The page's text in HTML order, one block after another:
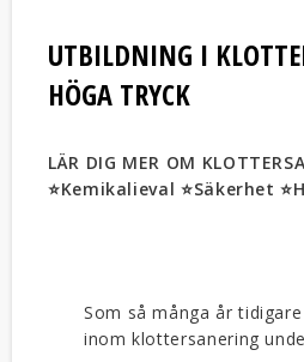
UTBILDNING I
HÖGA TRYCK
LÄR DIG MER OM
⭐️Kemikalieval ⭐️Säkerhet
Som så många år
inom klottersanering